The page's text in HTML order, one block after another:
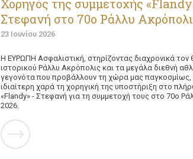
Χορηγός της συμμετοχής
Στεφανή στο 70ο Ράλλυ
23 Ιουνίου 2026
Η ΕΥΡΩΠΗ Ασφαλιστική, στηρίζοντας διαχρονικά τον
ιστορικού Ράλλυ Ακρόπολις και τα μεγάλα διεθνή
γεγονότα που προβάλλουν τη χώρα μας παγκοσμίως,
ιδιαίτερη χαρά τη χορηγική της υποστήριξη στο
«Flandy» - Στεφανή για τη συμμετοχή τους στο 70ο
2026.